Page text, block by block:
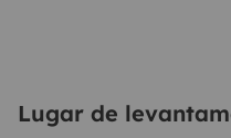
Lugar de